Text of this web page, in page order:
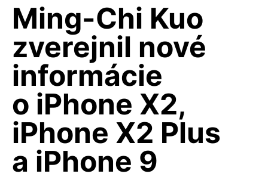
Ming-Chi Kuo
zverejnil nové
informácie
o iPhone X2,
iPhone X2 Plus
a iPhone 9